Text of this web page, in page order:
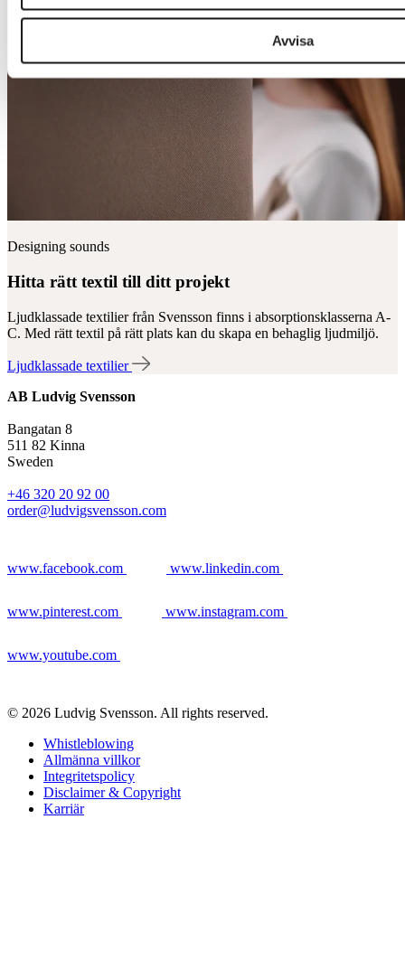
Avvisa
Designing sounds
Hitta rätt textil till ditt projekt
Ljudklassade textilier från Svensson finns i absorptionsklasserna A-
C. Med rätt textil på rätt plats kan du skapa en behaglig ljudmiljö.
Ljudklassade textilier
AB Ludvig Svensson
Bangatan 8
511 82 Kinna
Sweden
+46 320 20 92 00
order@ludvigsvensson.com
www.facebook.com www.linkedin.com
www.pinterest.com www.instagram.com
www.youtube.com
© 2026 Ludvig Svensson. All rights reserved.
Whistleblowing
Allmänna villkor
Integritetspolicy
Disclaimer & Copyright
Karriär